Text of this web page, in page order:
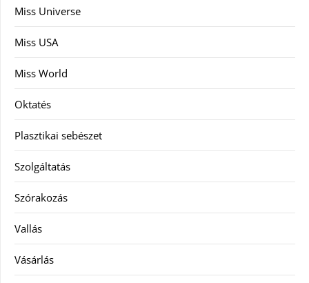
Miss Universe
Miss USA
Miss World
Oktatés
Plasztikai sebészet
Szolgáltatás
Szórakozás
Vallás
Vásárlás